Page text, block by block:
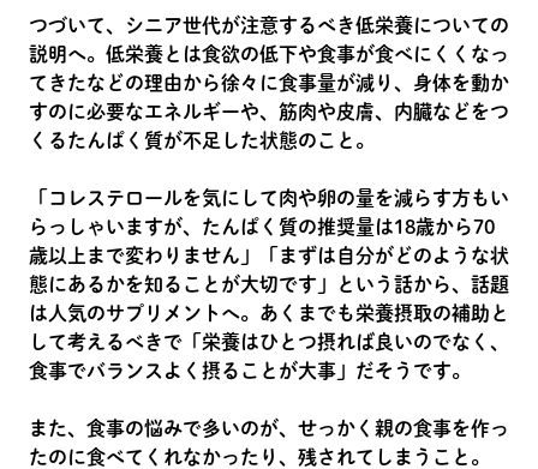
つづいて、シニア世代が注意するべき低栄養についての
説明へ。低栄養とは食欲の低下や食事が食べにくくなっ
てきたなどの理由から徐々に食事量が減り、身体を動か
すのに必要なエネルギーや、筋肉や皮膚、内臓などをつ
くるたんぱく質が不足した状態のこと。
「コレステロールを気にして肉や卵の量を減らす方もい
らっしゃいますが、たんぱく質の推奨量は18歳から70
歳以上まで変わりません」「まずは自分がどのような状
態にあるかを知ることが大切です」という話から、話題
は人気のサプリメントへ。あくまでも栄養摂取の補助と
して考えるべきで「栄養はひとつ摂れば良いのでなく、
食事でバランスよく摂ることが大事」だそうです。
また、食事の悩みで多いのが、せっかく親の食事を作っ
たのに食べてくれなかったり、残されてしまうこと。